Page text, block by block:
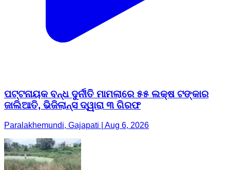
ପଟ୍ଟନାୟକ ବନ୍ଧ ଦୁର୍ନୀତି ମାମଲାରେ ୫୫ ଲକ୍ଷ ଟଙ୍କାର
ଜାଲିଆତି, ଭିଜିଲାନ୍ସ ଦ୍ୱାରା ୩ ଗିରଫ
Paralakhemundi, Gajapati | Aug 6, 2026